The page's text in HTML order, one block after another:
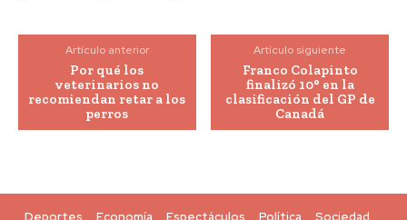
Artículo anterior
Por qué los
veterinarios no
recomiendan retar a los
perros
Artículo siguiente
Franco Colapinto
finalizó 10° en la
clasificación del GP de
Canadá
Deportes Economía Espectáculos Política Sociedad